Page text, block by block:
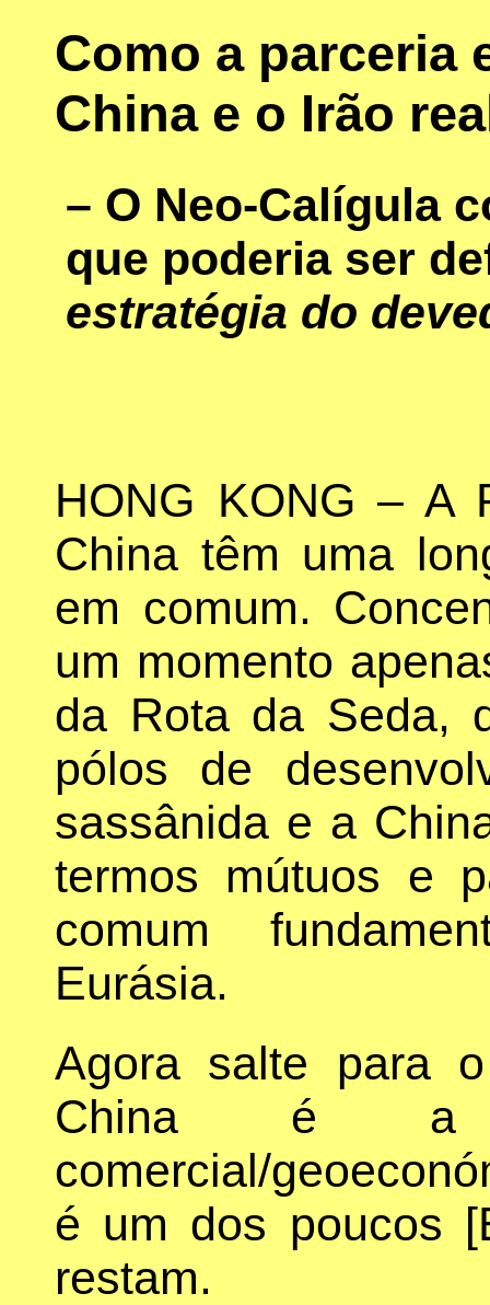
Como a parceria
China e o Irão
– O Neo-Calígula
que poderia ser
estratégia do
HONG KONG – A
China têm uma
em comum.
um momento
da Rota da Seda,
pólos de
sassânida e a
termos mútuos e
comum
Eurásia.
Agora salte para
China é a
comercial/
é um dos poucos
restam.